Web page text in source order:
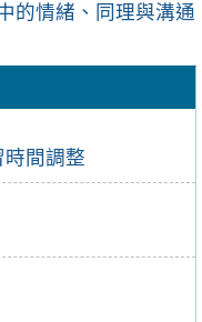
間調整
的情緒、同理與溝通